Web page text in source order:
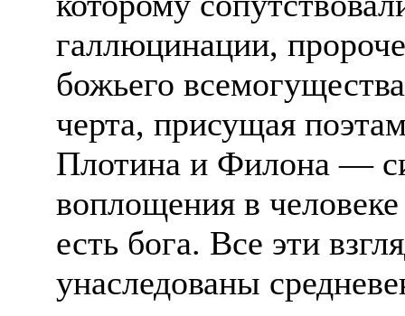
галлюцинации,
божьего
черта, присущая
Плотина и Филона —
воплощения в
есть бога. Все эти
унаследованы